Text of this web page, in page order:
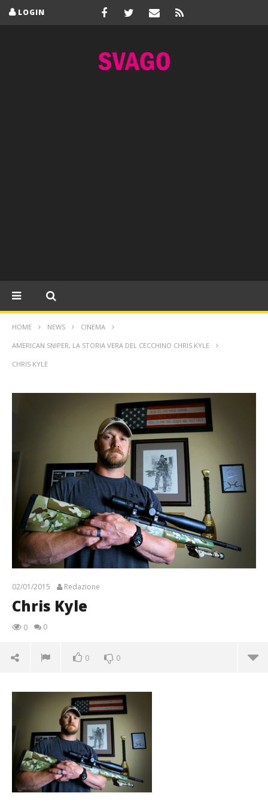
LOGIN
HOME NEWS CINEMA
AMERICAN SNIPER, LA STORIA VERA DEL CECCHINO CHRIS KYLE
CHRIS KYLE
02/01/2015 Redazione
Chris Kyle
0 0
0 0
Redazione